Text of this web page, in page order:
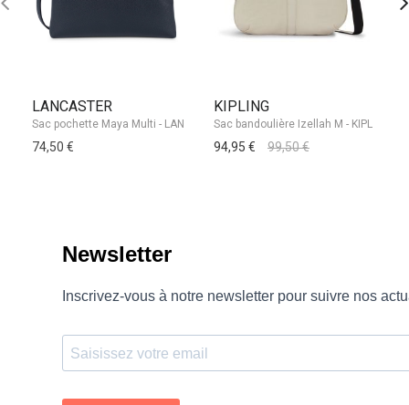
LANCASTER
74,50 €
KIPLING
94,95 € 99,50 €